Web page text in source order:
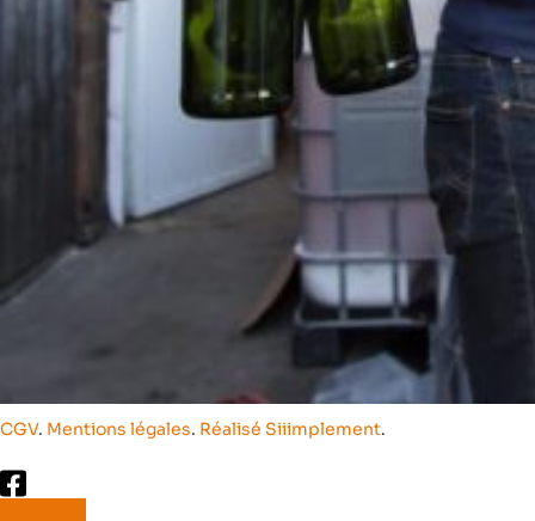
CGV. Mentions légales. Réalisé Siiimplement.